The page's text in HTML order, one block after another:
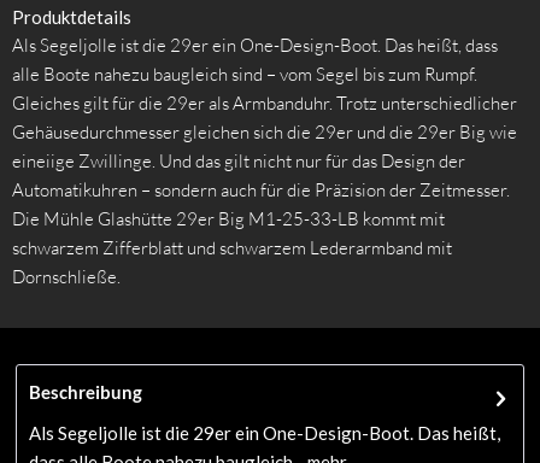
Produktdetails
Als Segeljolle ist die 29er ein One-Design-Boot. Das heißt, dass
alle Boote nahezu baugleich sind – vom Segel bis zum Rumpf.
Gleiches gilt für die 29er als Armbanduhr. Trotz unterschiedlicher
Gehäusedurchmesser gleichen sich die 29er und die 29er Big wie
eineiige Zwillinge. Und das gilt nicht nur für das Design der
Automatikuhren – sondern auch für die Präzision der Zeitmesser.
Die Mühle Glashütte 29er Big M1-25-33-LB kommt mit
schwarzem Zifferblatt und schwarzem Lederarmband mit
Dornschließe.
Beschreibung
Als Segeljolle ist die 29er ein One-Design-Boot. Das heißt,